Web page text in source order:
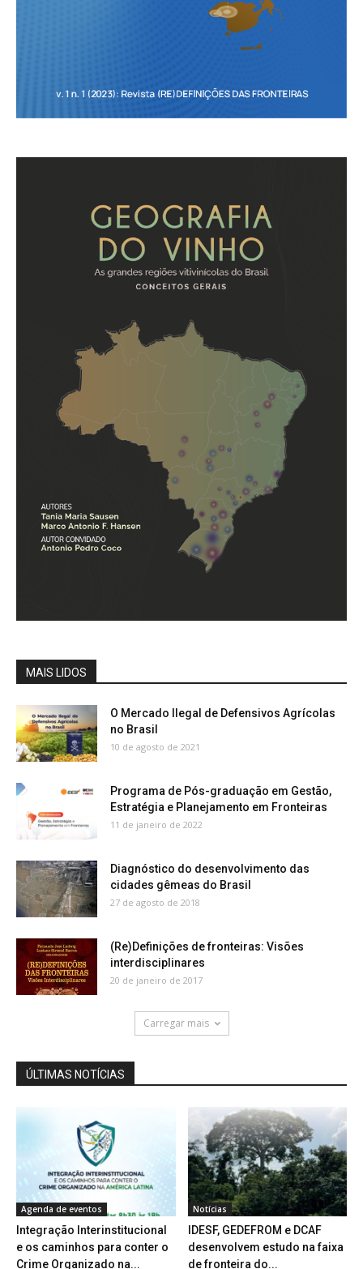
MAIS LIDOS
O Mercado Ilegal de Defensivos Agrícolas
no Brasil
10 de agosto de 2021
Programa de Pós-graduação em Gestão,
Estratégia e Planejamento em Fronteiras
11 de janeiro de 2022
Diagnóstico do desenvolvimento das
cidades gêmeas do Brasil
27 de agosto de 2018
(Re)Definições de fronteiras: Visões
interdisciplinares
20 de janeiro de 2017
Carregar mais
ÚLTIMAS NOTÍCIAS
Agenda de eventos
Integração Interinstitucional
e os caminhos para conter o
Crime Organizado na...
Notícias
IDESF, GEDEFROM e DCAF
desenvolvem estudo na faixa
de fronteira do...